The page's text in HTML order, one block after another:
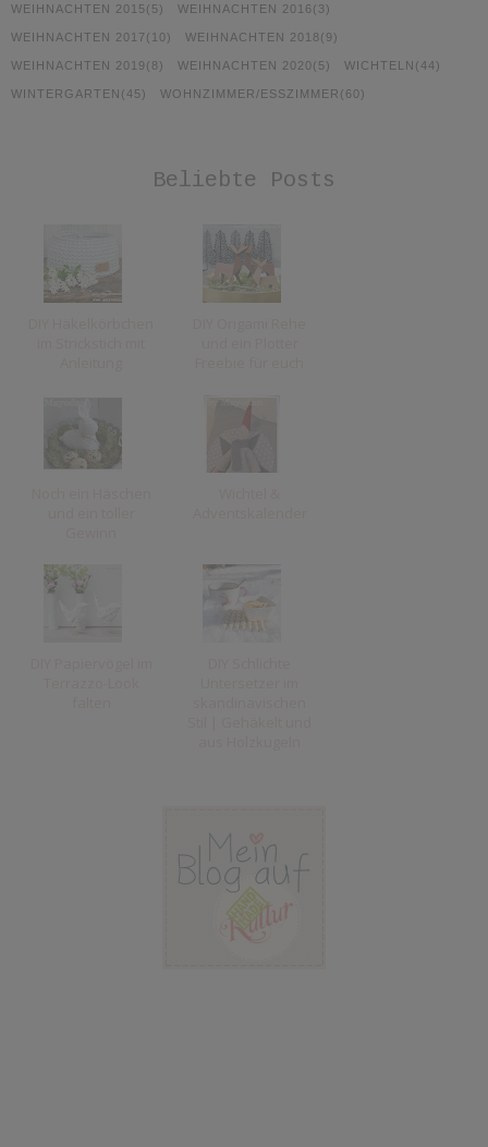
WEIHNACHTEN 2015(5) WEIHNACHTEN 2016 (3)
WEIHNACHTEN 2017 (10) WEIHNACHTEN 2018(9)
WEIHNACHTEN 2019 (8) WEIHNACHTEN 2020(5) WICHTELN (44)
WINTERGARTEN (45) WOHNZIMMER/ESSZIMMER (60)
Beliebte Posts